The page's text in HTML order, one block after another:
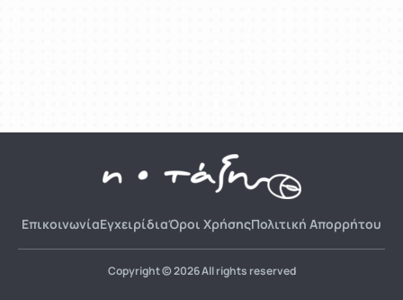
ΕπικοινωνίαΕγχειρίδιαΌροι ΧρήσηςΠολιτική Απορρήτου
Copyright © 2026 All rights reserved